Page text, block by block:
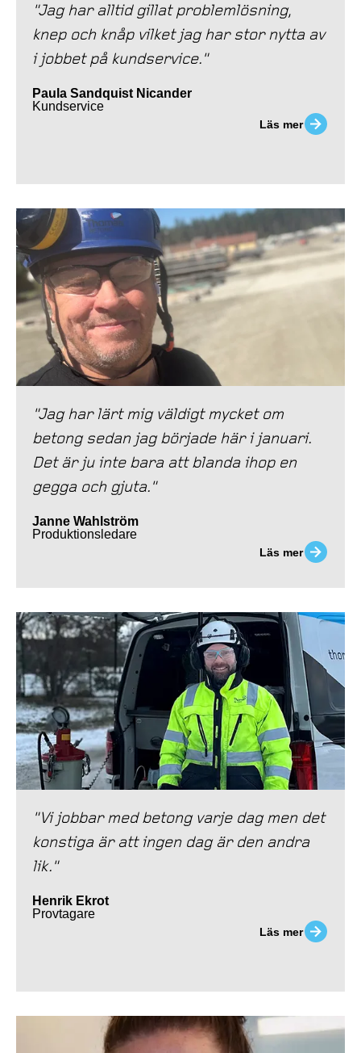
"Jag har alltid gillat problemlösning,
knep och knåp vilket jag har stor nytta av
i jobbet på kundservice."
Paula Sandquist Nicander
Kundservice
Läs mer
"Jag har lärt mig väldigt mycket om
betong sedan jag började här i januari.
Det är ju inte bara att blanda ihop en
gegga och gjuta."
Janne Wahlström
Produktionsledare
Läs mer
"Vi jobbar med betong varje dag men det
konstiga är att ingen dag är den andra
lik."
Henrik Ekrot
Provtagare
Läs mer